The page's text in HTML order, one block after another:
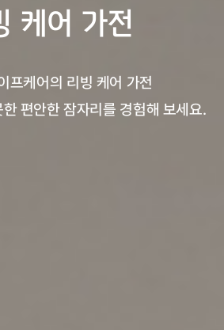
케어 가전
프케어의 리빙 케어 가전
편안한 잠자리를 경험해 보세요.